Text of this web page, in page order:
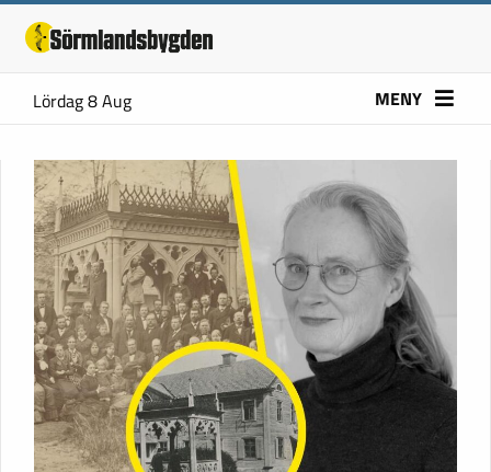
Lördag 8 Aug MENY